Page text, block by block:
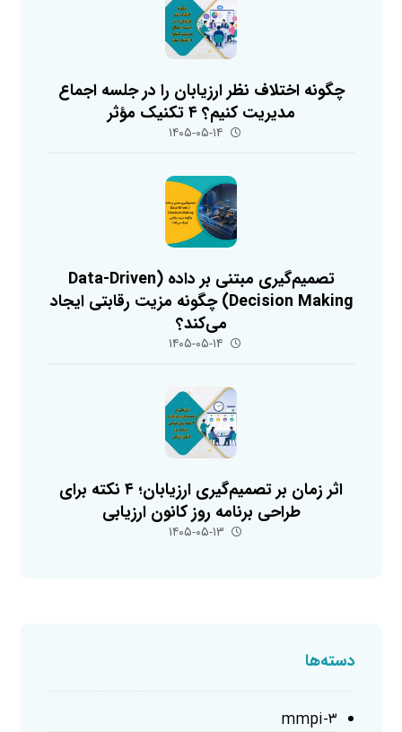
چگونه اختلاف نظر ارزیابان را در جلسه اجماع
مدیریت کنیم؟ ۴ تکنیک مؤثر
۱۴۰۵-۰۵-۱۴
تصمیم‌گیری مبتنی بر داده (Data-Driven
Decision Making) چگونه مزیت رقابتی ایجاد
می‌کند؟
۱۴۰۵-۰۵-۱۴
اثر زمان بر تصمیم‌گیری ارزیابان؛ ۴ نکته برای
طراحی برنامه روز کانون ارزیابی
۱۴۰۵-۰۵-۱۳
دسته‌ها
mmpi-۳